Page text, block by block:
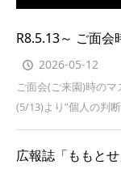
R8.5.13～ ご面会
2026-05-12
ご面会(ご来園)時の
(5/13)より”個人の判
広報誌「ももと